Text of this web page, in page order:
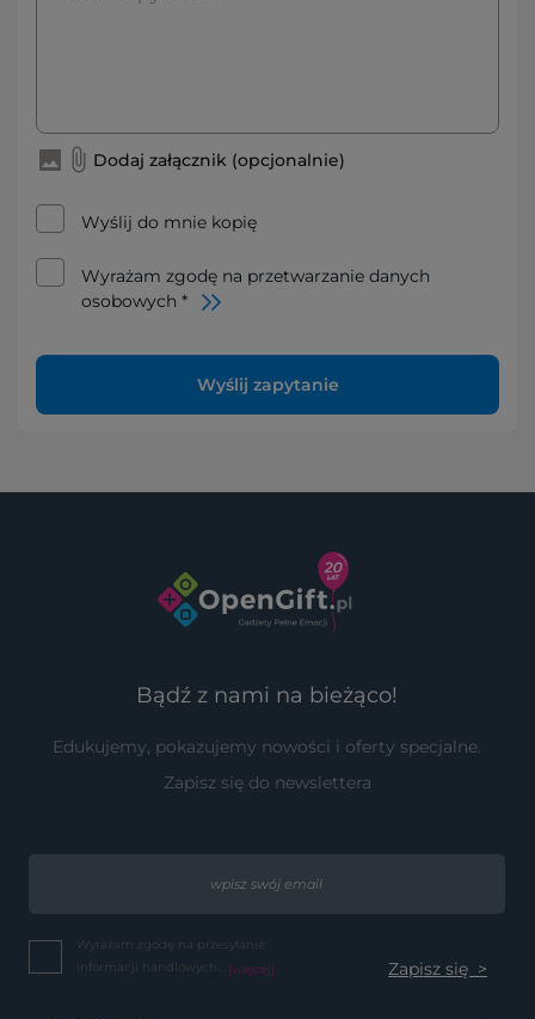
Dodaj załącznik (opcjonalnie)
Wyślij do mnie kopię
Wyrażam zgodę na przetwarzanie danych
osobowych *
Wyślij zapytanie
Bądź z nami na bieżąco!
Edukujemy, pokazujemy nowości i oferty specjalne.
Zapisz się do newslettera
Wyrażam zgodę na przesyłanie
informacji handlowych... (więcej)